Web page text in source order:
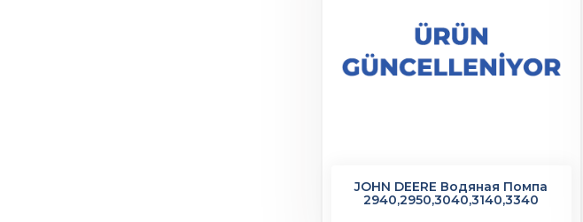
JOHN DEERE Водяная Помпа
2940,2950,3040,3140,3340